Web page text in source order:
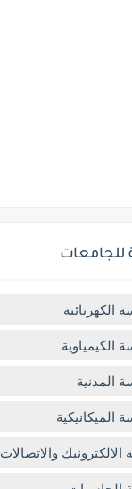
للجامعات
الكهربائية
الكيمياوية
المدنية
الميكانيكية
والاتصالات